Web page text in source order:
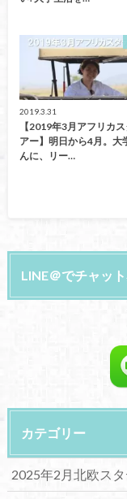
2019.3.31
【2019年3月アフリカ
アー】明日から4月。大
んに、リー…
LINE＠でチャッ
カテゴリー
2025年2月北欧ス